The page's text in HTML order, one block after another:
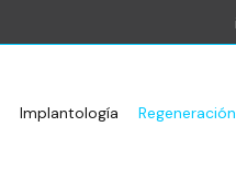
Implantología Regeneración